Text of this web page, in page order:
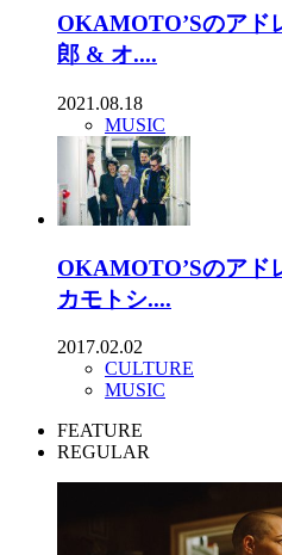
OKAMOTO’Sのアド
郎 & オ....
2021.08.18
MUSIC
OKAMOTO’Sのアド
カモトシ....
2017.02.02
CULTURE
MUSIC
FEATURE
REGULAR